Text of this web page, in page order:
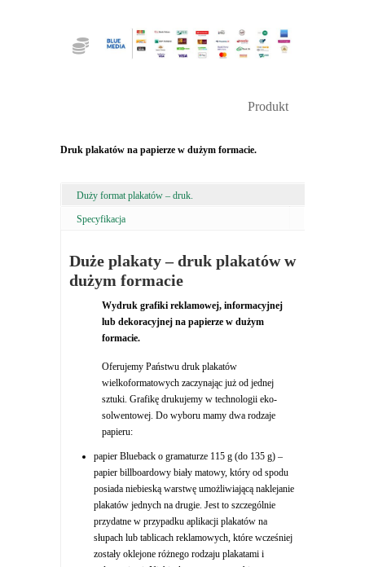
Produkt
Druk plakatów na papierze w dużym formacie.
Duży format plakatów – druk.
Specyfikacja
Duże plakaty–druk plakatów w
dużym formacie
Wydruk grafiki reklamowej, informacyjnej
lub dekoracyjnej na papierze w dużym
formacie.
Oferujemy Państwu druk plakatów
wielkoformatowych zaczynając już od jednej
sztuki. Grafikę drukujemy w technologii eko-
solwentowej. Do wyboru mamy dwa rodzaje
papieru:
papier Blueback o gramaturze 115 g (do 135 g) –
papier billboardowy biały matowy, który od spodu
posiada niebieską warstwę umożliwiającą naklejanie
plakatów jednych na drugie. Jest to szczególnie
przydatne w przypadku aplikacji plakatów na
słupach lub tablicach reklamowych, które wcześniej
zostały oklejone różnego rodzaju plakatami i